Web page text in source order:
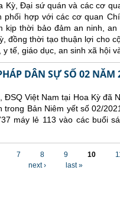
Kỳ,Đại sứ quán và các cơ
phối hợpvới cáccơ quan
kịp thời bảo đảm an ninh,
, đồng thời tạo thuận lợi cho
tế, giáo dục, an sinh xã hội
DÂN SỰ SỐ 02 NĂM
Việt Nam tại Hoa Kỳ đã
Bản Niêm yết số 02/
máy lẻ 113 vào các buổi
7 8 9 10
next ›
last »